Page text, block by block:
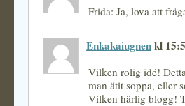
Frida: Ja, lova att
Enkakaiugnenkl
Vilken rolig idé!
man ätit soppa, eller
Vilken härlig blogg!